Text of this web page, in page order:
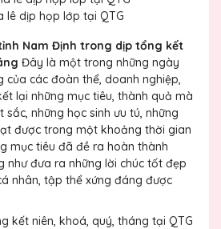
lê dịp họp lớp tại QTG
Nam Định trong dịp tổng kết
Đây là một trong những ngày
của các đoàn thể, doanh nghiệp,
lại những mục tiêu, thành quả mà
sắc, những học sinh ưu tú, những
được trong một khoảng thời gian
mục tiêu đã đề ra hoàn thành
như đưa ra những lời chúc tốt đẹp
nhân, tập thể xứng đáng được